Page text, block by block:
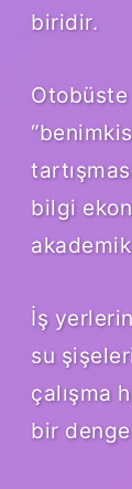
biridir.
bilgi
İş
su
çalışma
bir